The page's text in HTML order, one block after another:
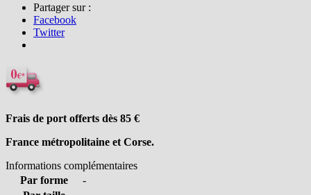
Partager sur :
Facebook
Twitter
Frais de port offerts dès 85 €
France métropolitaine et Corse.
Informations complémentaires
Par forme
-